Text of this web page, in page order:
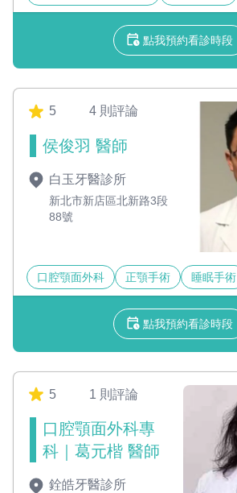
點我預約看診時段
5 4 則評論
侯俊羽 醫師
白玉牙醫診所
新北市新店區北新路3段
88號
口腔顎面外科 正顎手術 睡眠手術
點我預約看診時段
5 1 則評論
口腔顎面外科專
科｜葛元楷 醫師
銓皓牙醫診所